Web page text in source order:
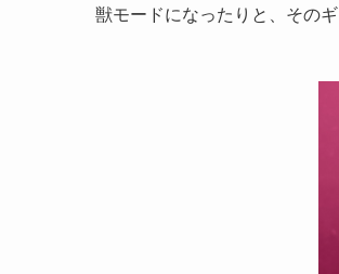
獣モードになったりと、その